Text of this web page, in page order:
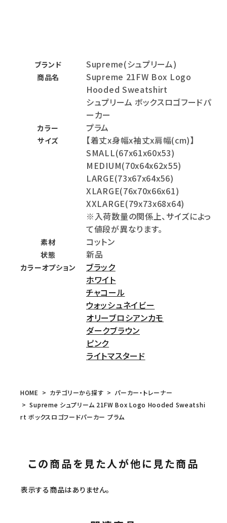
ブランド Supreme(シュプリーム)
商品名
Supreme 21FW Box Logo
Hooded Sweatshirt
シュプリーム ボックスロゴフードパ
ーカー
カラー プラム
サイズ
【着丈x身幅x袖丈x肩幅(cm)】
SMALL(67x61x60x53)
MEDIUM(70x64x62x55)
LARGE(73x67x64x56)
XLARGE(76x70x66x61)
XXLARGE(79x73x68x64)
※入荷数量の関係上、サイズによっ
て値段が異なります。
素材 コットン
状態 新品
カラーオプション
ブラック
ホワイト
チャコール
ウォッシュネイビー
オリーブロシアンカモ
ダークブラウン
ピンク
ライトマスタード
HOME カテゴリーから探す
パーカー・トレーナー
Supreme シュプリーム 21FW Box Logo Hooded Sweatshi
rt ボックスロゴフードパーカー プラム
この商品を見た人が他に見た商品
表示する商品はありません。